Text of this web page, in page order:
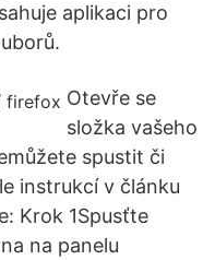
aplikaci pro
Otevře se
složka vašeho
spustit či
instrukcí v článku
Krok 1Spusťte
na panelu